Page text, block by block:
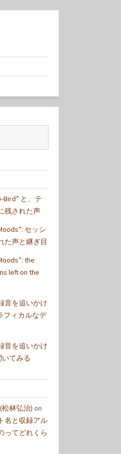
Bird” と、テ
残された声
セッシ
た声と継ぎ目
the
left on the
音を追いかけ
フィカルなデ
音を追いかけ
いてみる
松林弘治) on
名と収録アル
ってどれくら